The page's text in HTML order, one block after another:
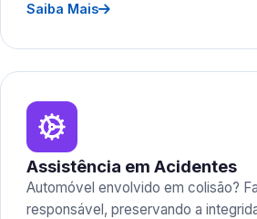
Saiba Mais
Assistência em Acidentes
Automóvel envolvido em colisão?
responsável, preservando a